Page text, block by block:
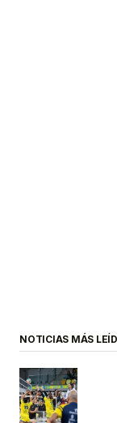
NOTICIAS MÁS